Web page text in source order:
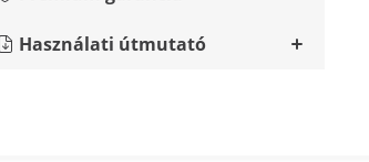
Használati útmutató